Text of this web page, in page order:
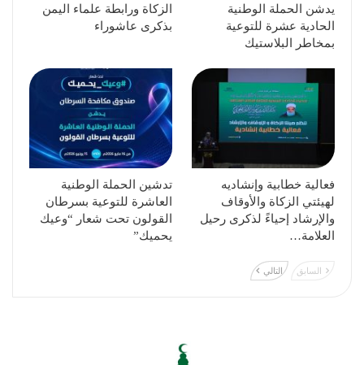
يدشن الحملة الوطنية
الحادية عشرة للتوعية
بمخاطر البلاستيك
الزكاة ورابطة علماء اليمن
بذكرى عاشوراء
فعالية خطابية وإنشاديه
لهيئتي الزكاة والأوقاف
والإرشاد إحياءً لذكرى رحيل
العلامة…
تدشين الحملة الوطنية
العاشرة للتوعية بسرطان
القولون تحت شعار “وعيك
يحميك”
السابق التالي